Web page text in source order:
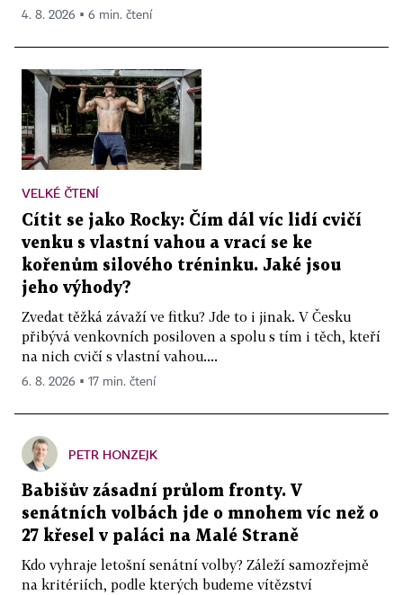
4. 8. 2026 ▪ 6 min. čtení
VELKÉ ČTENÍ
Cítit se jako Rocky: Čím dál víc lidí cvičí
venku s vlastní vahou a vrací se ke
kořenům silového tréninku. Jaké jsou
jeho výhody?
Zvedat těžká závaží ve fitku? Jde to i jinak. V Česku
přibývá venkovních posiloven a spolu s tím i těch, kteří
na nich cvičí s vlastní vahou....
6. 8. 2026 ▪ 17 min. čtení
PETR HONZEJK
Babišův zásadní průlom fronty. V
senátních volbách jde o mnohem víc než o
27 křesel v paláci na Malé Straně
Kdo vyhraje letošní senátní volby? Záleží samozřejmě
na kritériích, podle kterých budeme vítězství